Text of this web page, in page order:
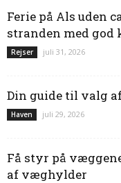
Ferie på Als uden
stranden med god
Rejser juli 31, 2026
Din guide til valg
Haven juli 29, 2026
Få styr på
af væghylder